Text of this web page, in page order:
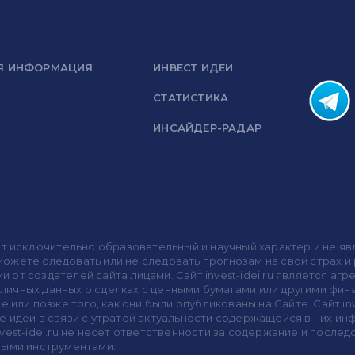
ИНФОРМАЦИЯ ИНВЕСТ ИДЕИ
СТАТИСТИКА
ИНСАЙДЕР-РАДАР
исключительно образовательный и научный характер и не
следовать или не следовать прогнозам на свой страх и
создателей сайта лицами. Сайт invest-idei.ru является
данных о сделках с ценными бумагами или другими
позже того, как они были опубликованы на Сайте. Сайт
в связи с утратой актуальности содержащейся в них
idei.ru не несет ответственности за содержание и
инструментами.